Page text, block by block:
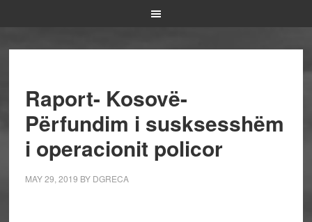
Raport- Kosovë-
Përfundim i susksesshëm
i operacionit policor
MAY 29, 2019 BY DGRECA